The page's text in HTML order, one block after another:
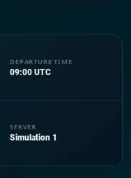
DEPARTURE TIME
09:00 UTC
SERVER
Simulation 1